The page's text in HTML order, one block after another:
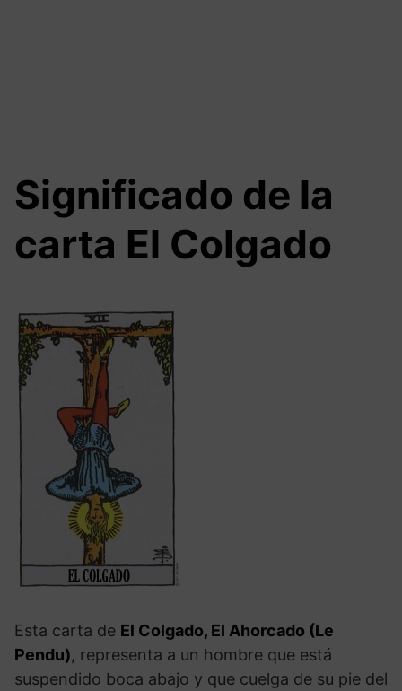
Significado de la
carta El Colgado
Esta carta de El Colgado, El Ahorcado (Le
Pendu), representa a un hombre que está
suspendido boca abajo y que cuelga de su pie del